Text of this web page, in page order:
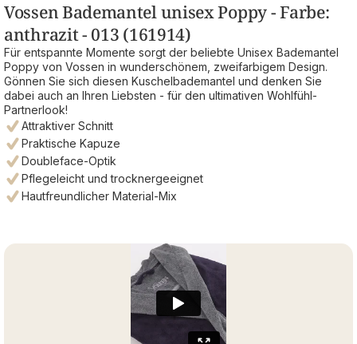
Vossen Bademantel unisex Poppy - Farbe:
anthrazit - 013 (161914)
Für entspannte Momente sorgt der beliebte Unisex Bademantel
Poppy von Vossen in wunderschönem, zweifarbigem Design.
Gönnen Sie sich diesen Kuschelbademantel und denken Sie
dabei auch an Ihren Liebsten - für den ultimativen Wohlfühl-
Partnerlook!
Attraktiver Schnitt
Praktische Kapuze
Doubleface-Optik
Pflegeleicht und trocknergeeignet
Hautfreundlicher Material-Mix